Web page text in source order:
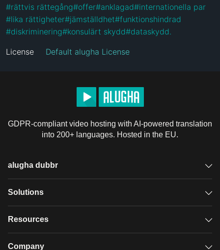
#rättvis rättegång#offer#anklagad#internationella par
#lika rättigheter#jämställdhet#funktionshindrad
#diskriminering#konsulärt skydd#dataskydd.
License Default alugha License
GDPR-compliant video hosting with AI-powered translation
into 200+ languages. Hosted in the EU.
alugha dubbr
Overview
Solutions
GDPR video hosting
Resources
Case studies
Company